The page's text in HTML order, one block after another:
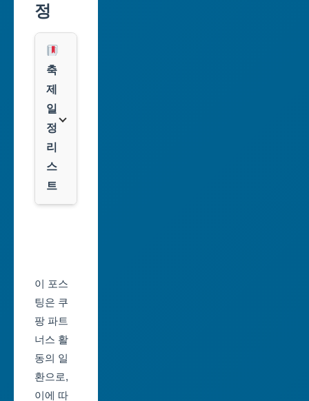
역
광
주
광
역
시
대
전
광
광
역
시
세
레
쿠
팡
클
룩
정
축
제
일
정
리
스
트
일
정
부
산
이 포스
팅은 쿠
팡 파트
너스 활
동의 일
환으로,
이에 따